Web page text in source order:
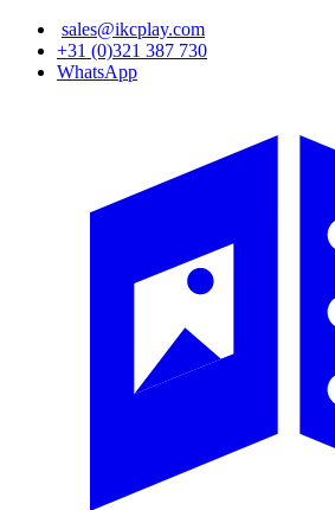
Overslaan
naar
sales@ikcplay.com
+31 (0)321 387 730
WhatsApp